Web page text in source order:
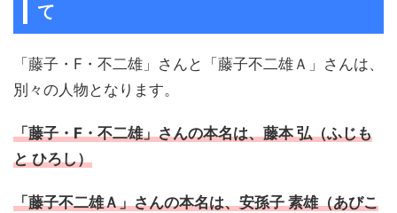
て
「藤子・F・不二雄」さんと「藤子不二雄Ａ」さんは、
別々の人物となります。
「藤子・F・不二雄」さんの本名は、藤本 弘（ふじも
と ひろし）
「藤子不二雄Ａ」さんの本名は、安孫子 素雄（あびこ